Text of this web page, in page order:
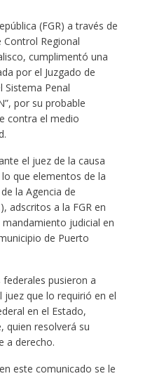
(FGR) a través de
Control Regional
cumplimentó una
por el Juzgado de
Sistema Penal
por su probable
contra el medio
el juez de la causa
que elementos de la
la Agencia de
adscritos a la FGR en
judicial en
de Puerto
pusieron a
juez que lo requirió en el
en el Estado,
quien resolverá su
a derecho.
este comunicado se le